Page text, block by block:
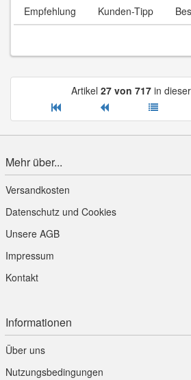
Empfehlung Kunden-Tipp
Artikel 27 von 717 in
Mehr über...
Versandkosten
Datenschutz und Cookies
Unsere AGB
Impressum
Kontakt
Informationen
Über uns
Nutzungsbedingungen